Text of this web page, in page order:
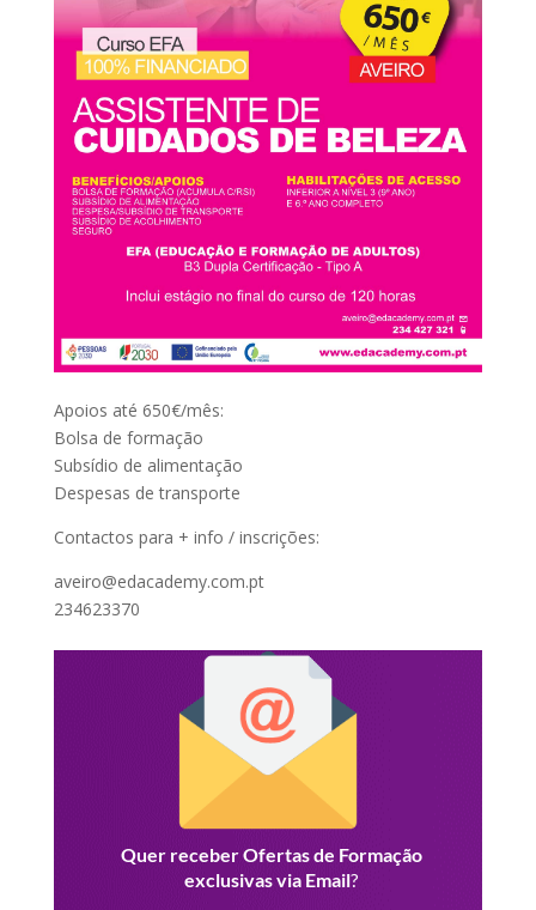
Apoios até 650€/mês:
Bolsa de formação
Subsídio de alimentação
Despesas de transporte
Contactos para + info / inscrições:
aveiro@edacademy.com.pt
234623370